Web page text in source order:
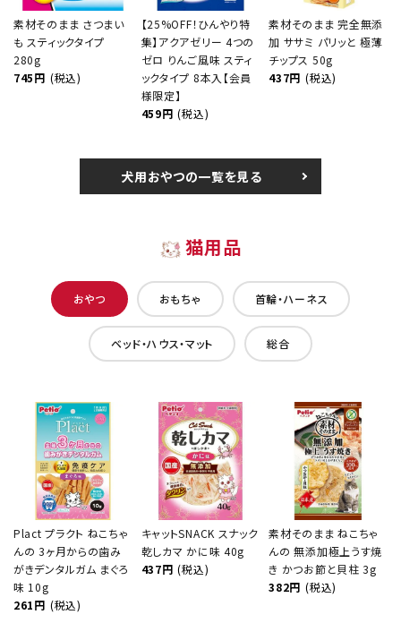
素材そのまま さつまい
も スティックタイプ
280g
745円 (税込)
【25%OFF！ひんやり特
集】アクアゼリー 4つの
ゼロ りんご風味 スティ
ックタイプ 8本入【会員
様限定】
459円 (税込)
素材そのまま 完全無添
加 ササミ パリッと 極薄
チップス 50g
437円 (税込)
犬用おやつの一覧を見る
猫用品
おやつ おもちゃ 首輪・ハーネス
ベッド・ハウス・マット 総合
Plact プラクト ねこちゃ
んの 3ヶ月からの歯み
がきデンタルガム まぐろ
味 10g
261円 (税込)
キャットSNACK スナック
乾しカマ かに味 40g
437円 (税込)
素材そのまま ねこちゃ
んの 無添加極上うす焼
き かつお節と貝柱 3g
382円 (税込)